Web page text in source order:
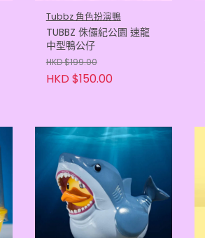
Tubbz 角色扮演鴨
TUBBZ 侏儸紀公園 速龍
中型鴨公仔
HKD $199.00
HKD $150.00